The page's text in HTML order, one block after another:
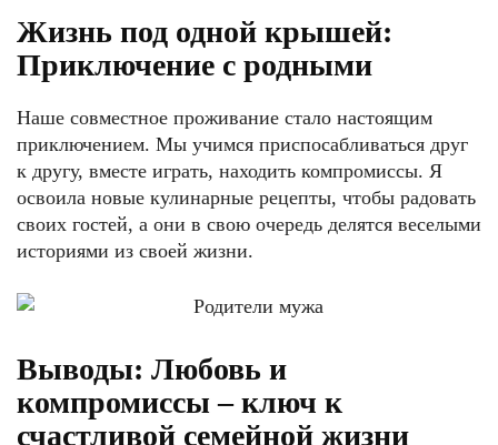
Жизнь под одной крышей:
Приключение с родными
Наше совместное проживание стало настоящим
приключением. Мы учимся приспосабливаться друг
к другу, вместе играть, находить компромиссы. Я
освоила новые кулинарные рецепты, чтобы радовать
своих гостей, а они в свою очередь делятся веселыми
историями из своей жизни.
Выводы: Любовь и
компромиссы – ключ к
счастливой семейной жизни